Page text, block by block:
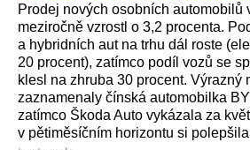
Prodej nových osobních automobilů
meziročně vzrostl o 3,2 procenta.
a hybridních aut na trhu dál roste
20 procent), zatímco podíl vozů se
klesl na zhruba 30 procent. Výrazný
zaznamenaly čínská automobilka
zatímco Škoda Auto vykázala za
v pětiměsíčním horizontu si